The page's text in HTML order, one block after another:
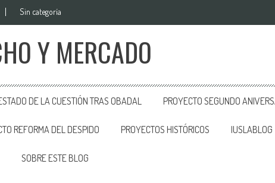
Sin categoría
Y MERCADO
DE LA CUESTIÓN TRAS OBADAL PROYECTO SEGUNDO
REFORMA DEL DESPIDO PROYECTOS HISTÓRICOS IUSLABLOG
SOBRE ESTE BLOG